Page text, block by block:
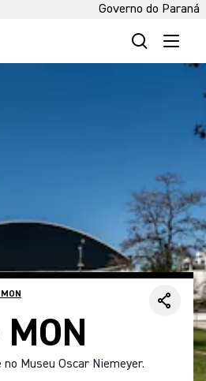
Governo do Paraná
no Museu Oscar Niemeyer.